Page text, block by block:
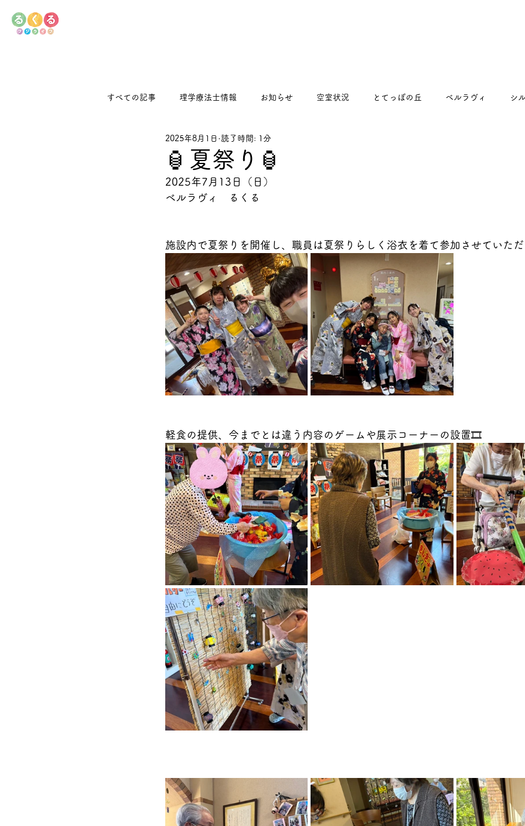
すべての記事 理学療法士情報 お知らせ 空室状況 とてっぽの丘 ベルラヴィ シ
デイサービス るくるキッチン
🏮夏祭り🏮
2025年8月1日 読了時間: 1分
2025年7月13日（日）
ベルラヴィ　るくる
施設内で夏祭りを開催し、職員は夏祭りらしく浴衣を着て参加させていた
軽食の提供、今までとは違う内容のゲームや展示コーナーの設置🎞️